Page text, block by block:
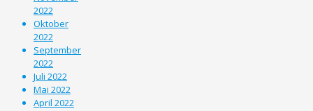
2022
Oktober
2022
September
2022
Juli 2022
Mai 2022
April 2022